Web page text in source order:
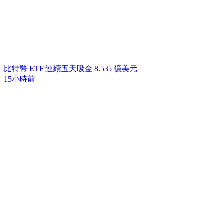
比特幣 ETF 連續五天吸金 8.535 億美元
15小時前